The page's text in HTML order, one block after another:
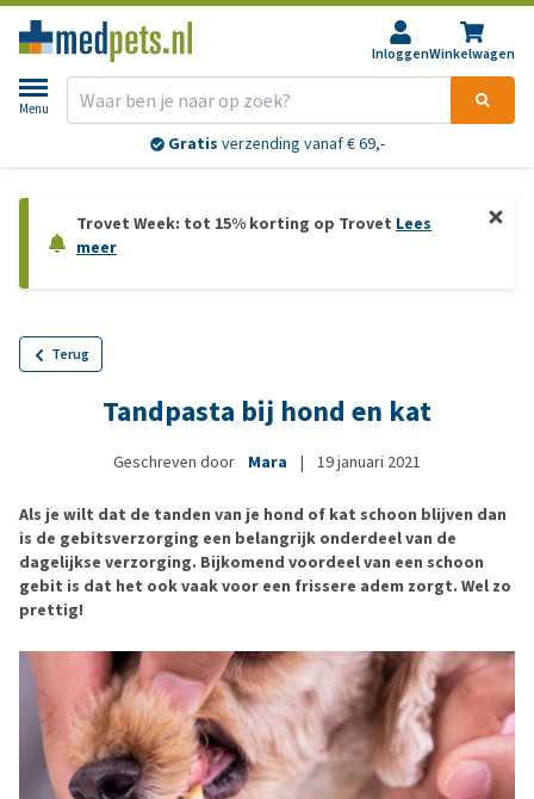
InloggenWinkelwagen
Menu
Gratis verzending vanaf € 69,-
Trovet Week: tot 15% korting op Trovet Lees
meer
Terug
Tandpasta bij hond en kat
Geschreven door Mara | 19 januari 2021
Als je wilt dat de tanden van je hond of kat schoon blijven dan
is de gebitsverzorging een belangrijk onderdeel van de
dagelijkse verzorging. Bijkomend voordeel van een schoon
gebit is dat het ook vaak voor een frissere adem zorgt. Wel zo
prettig!